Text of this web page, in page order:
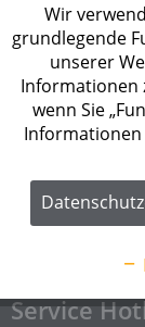
Merken
Artikel-Nr.:
Beschreibung
K2 S-Dome
mm Höhe:
Service
Wir
grundlegende
unserer
Informationen
wenn Sie
Informationen